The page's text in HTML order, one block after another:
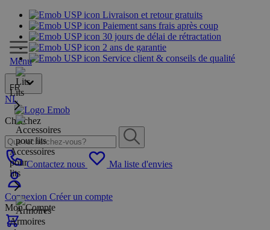
Livraison et retour gratuits
Paiement sans frais après coup
30 jours de délai de rétractation
2 ans de garantie
Service client & conseils de qualité
FR
NL
Cherchez
Contactez nous Ma liste d'envies
Connexion Créer un compte
Mon Compte
Menu
Lits
Accessoires
pour
lits
Armoires